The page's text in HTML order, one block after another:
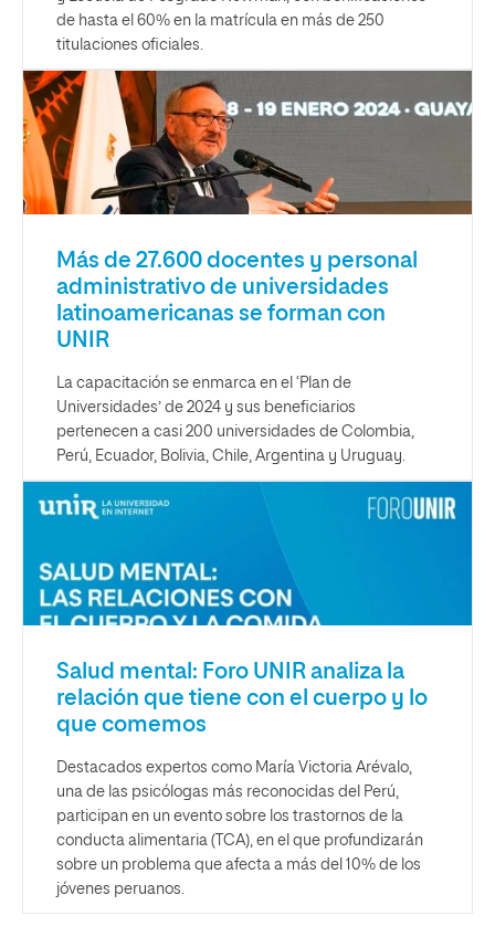
de hasta el 60% en la matrícula en más de 250
titulaciones oficiales.
Más de 27.600 docentes y personal
administrativo de universidades
latinoamericanas se forman con
UNIR
La capacitación se enmarca en el ‘Plan de
Universidades’ de 2024 y sus beneficiarios
pertenecen a casi 200 universidades de Colombia,
Perú, Ecuador, Bolivia, Chile, Argentina y Uruguay.
Salud mental: Foro UNIR analiza la
relación que tiene con el cuerpo y lo
que comemos
Destacados expertos como María Victoria Arévalo,
una de las psicólogas más reconocidas del Perú,
participan en un evento sobre los trastornos de la
conducta alimentaria (TCA), en el que profundizarán
sobre un problema que afecta a más del 10% de los
jóvenes peruanos.